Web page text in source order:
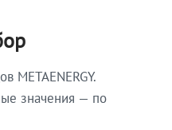
METAENERGY.
значения — по